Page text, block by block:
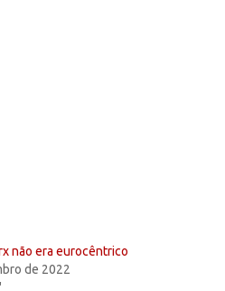
não era eurocêntrico
de 2022